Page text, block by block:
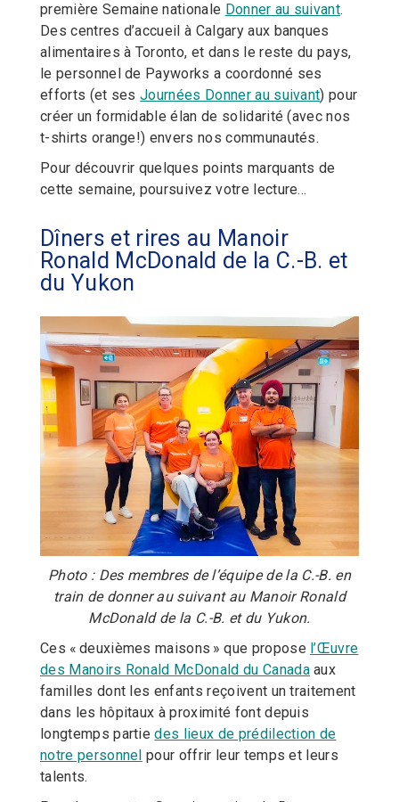
première Semaine nationale Donner au suivant.
Des centres d’accueil à Calgary aux banques
alimentaires à Toronto, et dans le reste du pays,
le personnel de Payworks a coordonné ses
efforts (et sesJournées Donner au suivant) pour
créer un formidable élan de solidarité (avec nos
t-shirts orange!) envers nos communautés.
Pour découvrir quelques points marquants de
cette semaine, poursuivez votre lecture…
Dîners et rires au Manoir
Ronald McDonald de la C.-B. et
du Yukon
Photo : Des membres de l’équipe de la C.-B. en
train de donner au suivant au Manoir Ronald
McDonald de la C.-B. et du Yukon.
Ces « deuxièmes maisons » que propose l’Œuvre
des Manoirs Ronald McDonald du Canadaaux
familles dont les enfants reçoivent un traitement
dans les hôpitaux à proximité font depuis
longtemps partiedes lieux de prédilection de
notre personnel pour offrir leur temps et leurs
talents.